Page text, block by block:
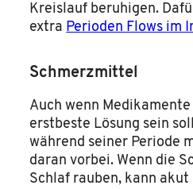
Kreislauf beruhigen.
extra Perioden Flows im
Schmerzmittel
Auch wenn
erstbeste Lösung sein
während seiner Periode
daran vorbei. Wenn die
Schlaf rauben, kann